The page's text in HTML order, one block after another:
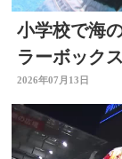
小学校で海
ラーボック
初開催
2026年07月13日